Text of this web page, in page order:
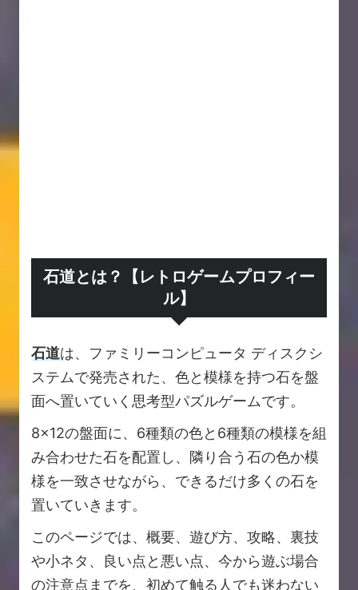
石道とは？【レトロゲームプロフィー
ル】
石道は、ファミリーコンピュータ ディスクシ
ステムで発売された、色と模様を持つ石を盤
面へ置いていく思考型パズルゲームです。
8×12の盤面に、6種類の色と6種類の模様を組
み合わせた石を配置し、隣り合う石の色か模
様を一致させながら、できるだけ多くの石を
置いていきます。
このページでは、概要、遊び方、攻略、裏技
や小ネタ、良い点と悪い点、今から遊ぶ場合
の注意点までを、初めて触る人でも迷わない